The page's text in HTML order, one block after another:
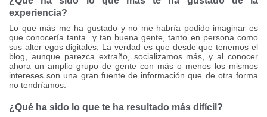
experiencia?
Lo que más me ha gustado y no me habría podido imaginar es
que conocería tanta y tan buena gente, tanto en persona como
sus alter egos digitales. La verdad es que desde que tenemos el
blog, aunque parezca extraño, socializamos más, y al conocer
ahora un amplio grupo de gente con más o menos los mismos
intereses son una gran fuente de información que de otra forma
no tendríamos.
¿Qué ha sido lo que te ha resultado más difícil?